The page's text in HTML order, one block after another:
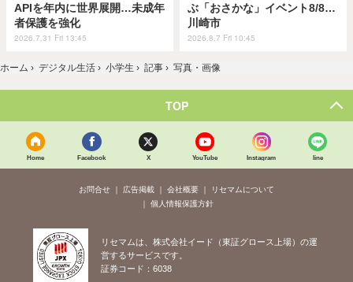
APIを年内に世界展開…未成年
者保護を強化
2026.7.31 Fri 13:45
ぶ「おさかな」イベント8/8…
川崎市
2026.8.7 Fri 10:45
ホーム › デジタル生活 › 小学生 › 記事 › 写真・画像
TOP
Home Facebook X YouTube Instagram line
お問合せ 広告掲載 会社概要
リセマムについて
個人情報保護方針
リセマムは、株式会社イード（東証グロース上場）の運
営するサービスです。
証券コード：6038